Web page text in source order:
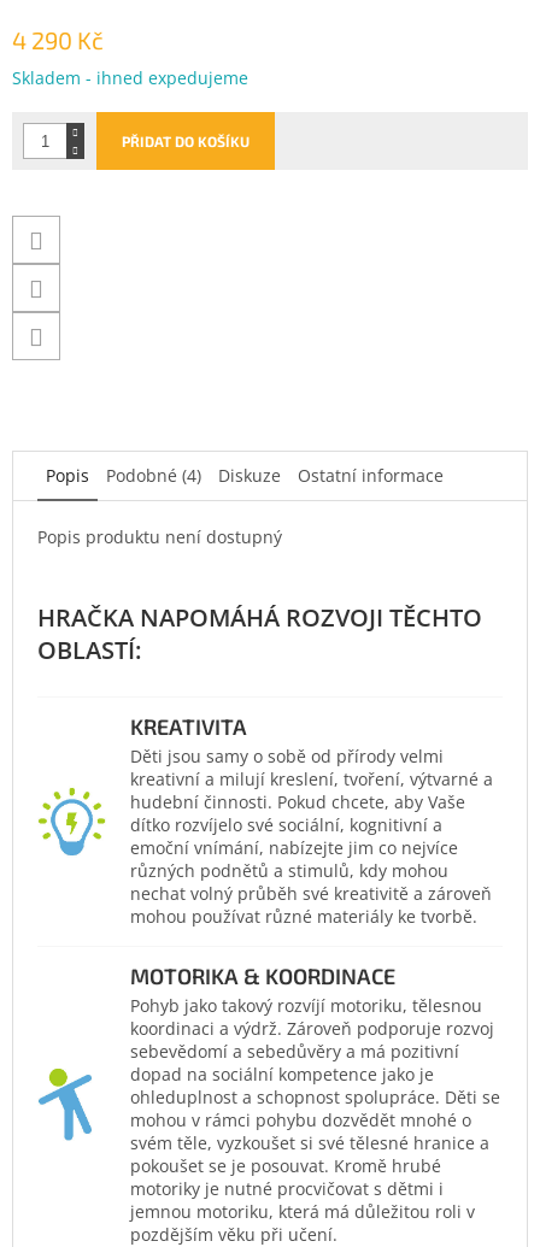
4 290 Kč
Měrná
Skladem - ihned expedujeme
PŘIDAT DO KOŠÍKU
Popis Podobné (4) Diskuze Ostatní informace
Popis produktu není dostupný
KREATIVITA
Děti jsou samy o sobě od přírody velmi
kreativní a milují kreslení, tvoření, výtvarné a
hudební činnosti. Pokud chcete, aby Vaše
dítko rozvíjelo své sociální, kognitivní a
emoční vnímání, nabízejte jim co nejvíce
různých podnětů a stimulů, kdy mohou
nechat volný průběh své kreativitě a zároveň
mohou používat různé materiály ke tvorbě.
MOTORIKA & KOORDINACE
Pohyb jako takový rozvíjí motoriku, tělesnou
koordinaci a výdrž. Zároveň podporuje rozvoj
sebevědomí a sebedůvěry a má pozitivní
dopad na sociální kompetence jako je
ohleduplnost a schopnost spolupráce. Děti se
mohou v rámci pohybu dozvědět mnohé o
svém těle, vyzkoušet si své tělesné hranice a
pokoušet se je posouvat. Kromě hrubé
motoriky je nutné procvičovat s dětmi i
jemnou motoriku, která má důležitou roli v
pozdějším věku při učení.